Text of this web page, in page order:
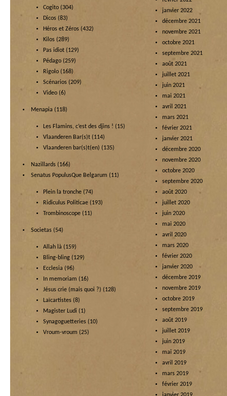
Cogito (304)
Dicos (83)
Héros et Zéros (432)
Kilos (289)
Pas idiot (129)
Pédago (259)
Rigolo (168)
Scénarios (209)
Video (6)
Menapia (118)
Les Flamins, c’est des djins ! (15)
Vlaanderen Bar(s)t (114)
Vlaanderen bar(s)t(en) (135)
Nazillards (166)
Senatus PopulusQue Belgarum (11)
Plein la tronche (74)
Ridiculus Politicae (193)
Trombinoscope (11)
Societas (54)
Allah là (159)
Bling-bling (129)
Ecclesia (96)
In memoriam (16)
Jésus crie (mais quoi ?) (128)
Laïcartistes (8)
Magister Ludi (1)
Synagoguetteries (10)
Vroum-vroum (25)
janvier 2022
décembre 2021
novembre 2021
octobre 2021
septembre 2021
août 2021
juillet 2021
juin 2021
mai 2021
avril 2021
mars 2021
février 2021
janvier 2021
décembre 2020
novembre 2020
octobre 2020
septembre 2020
août 2020
juillet 2020
juin 2020
mai 2020
avril 2020
mars 2020
février 2020
janvier 2020
décembre 2019
novembre 2019
octobre 2019
septembre 2019
août 2019
juillet 2019
juin 2019
mai 2019
avril 2019
mars 2019
février 2019